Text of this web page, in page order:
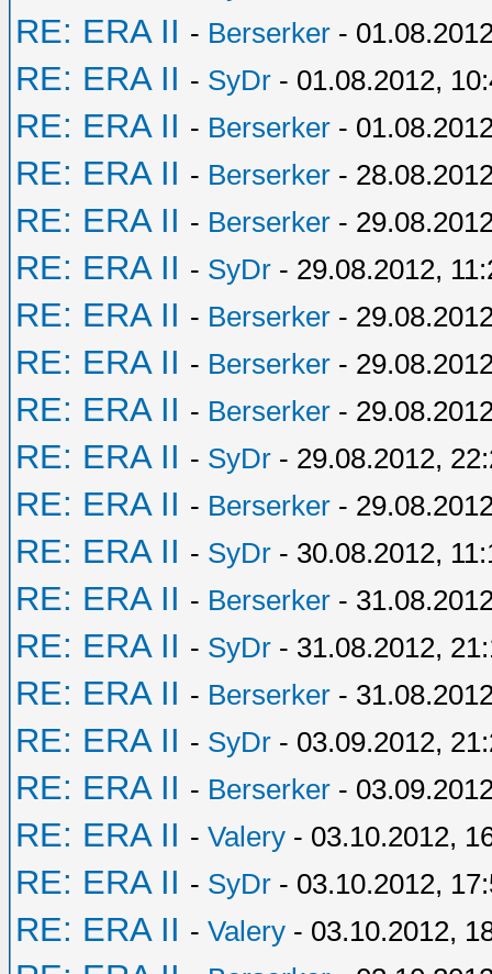
RE: ERA II - Berserker -
RE: ERA II - SyDr - 01.08.2012,
RE: ERA II - Berserker -
RE: ERA II - Berserker -
RE: ERA II - Berserker -
RE: ERA II - SyDr - 29.08.2012,
RE: ERA II - Berserker -
RE: ERA II - Berserker -
RE: ERA II - Berserker -
RE: ERA II - SyDr - 29.08.2012,
RE: ERA II - Berserker -
RE: ERA II - SyDr - 30.08.2012,
RE: ERA II - Berserker -
RE: ERA II - SyDr - 31.08.2012,
RE: ERA II - Berserker -
RE: ERA II - SyDr - 03.09.2012,
RE: ERA II - Berserker -
RE: ERA II - Valery - 03.10.2012,
RE: ERA II - SyDr - 03.10.2012,
RE: ERA II - Valery - 03.10.2012,